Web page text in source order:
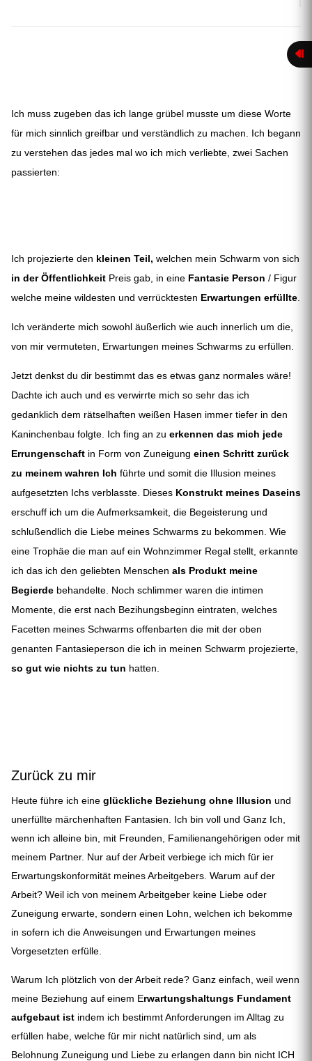
Ich muss zugeben das ich lange grübel musste um diese Worte
für mich sinnlich greifbar und verständlich zu machen. Ich begann
zu verstehen das jedes mal wo ich mich verliebte, zwei Sachen
passierten:
Ich projezierte den kleinen Teil, welchen mein Schwarm von sich
in der Öffentlichkeit Preis gab, in eine Fantasie Person / Figur
welche meine wildesten und verrücktesten Erwartungen erfüllte
Ich veränderte mich sowohl äußerlich wie auch innerlich um die,
von mir vermuteten, Erwartungen meines Schwarms zu erfüllen.
Jetzt denkst du dir bestimmt das es etwas ganz normales wäre!
Dachte ich auch und es verwirrte mich so sehr das ich
gedanklich dem rätselhaften weißen Hasen immer tiefer in den
Kaninchenbau folgte. Ich fing an zu erkennen das mich jede
Errungenschaft in Form von Zuneigung einen Schritt zurück
zu meinem wahren Ich führte und somit die Illusion meines
aufgesetzten Ichs verblasste. Dieses Konstrukt meines Daseins
erschuff ich um die Aufmerksamkeit, die Begeisterung und
schlußendlich die Liebe meines Schwarms zu bekommen. Wie
eine Trophäe die man auf ein Wohnzimmer Regal stellt, erkannte
ich das ich den geliebten Menschen als Produkt meine
Begierde behandelte. Noch schlimmer waren die intimen
Momente, die erst nach Bezihungsbeginn eintraten, welches
Facetten meines Schwarms offenbarten die mit der oben
genanten Fantasieperson die ich in meinen Schwarm projezierte,
so gut wie nichts zu tun hatten.
Zurück zu mir
Heute führe ich eine glückliche Beziehung ohne Illusion und
unerfüllte märchenhaften Fantasien. Ich bin voll und Ganz Ich,
wenn ich alleine bin, mit Freunden, Familienangehörigen oder mit
meinem Partner. Nur auf der Arbeit verbiege ich mich für ier
Erwartungskonformität meines Arbeitgebers. Warum auf der
Arbeit? Weil ich von meinem Arbeitgeber keine Liebe oder
Zuneigung erwarte, sondern einen Lohn, welchen ich bekomme
in sofern ich die Anweisungen und Erwartungen meines
Vorgesetzten erfülle.
Warum Ich plötzlich von der Arbeit rede? Ganz einfach, weil wenn
meine Beziehung auf einem Erwartungshaltungs Fundament
aufgebaut ist indem ich bestimmt Anforderungen im Alltag zu
erfüllen habe, welche für mir nicht natürlich sind, um als
Belohnung Zuneigung und Liebe zu erlangen dann bin nicht ICH